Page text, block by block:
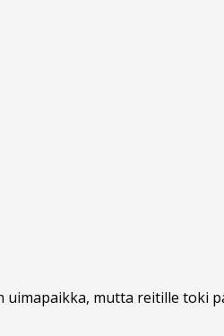
mutta reitille toki